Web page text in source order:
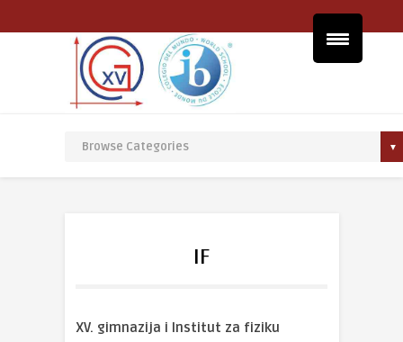
IF
XV. gimnazija i Institut za fiziku